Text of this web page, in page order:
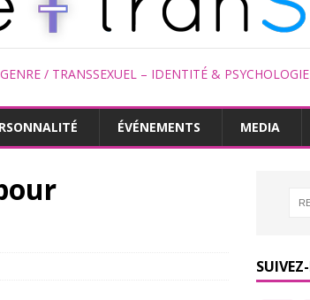
/ TRANSSEXUEL – IDENTITÉ & PSYCHOLOGIE
ÉVÉNEMENTS MEDIA